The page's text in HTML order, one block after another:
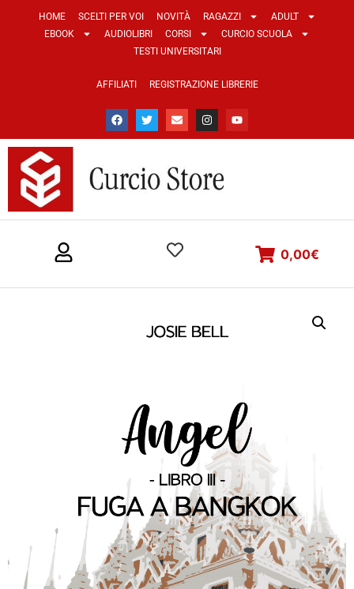
HOME SCELTI PER VOI NOVITÀ RAGAZZI
ADULT
EBOOK
AUDIOLIBRI CORSI
CURCIO SCUOLA
TESTI UNIVERSITARI
AFFILIATI REGISTRAZIONE LIBRERIE
0,00€